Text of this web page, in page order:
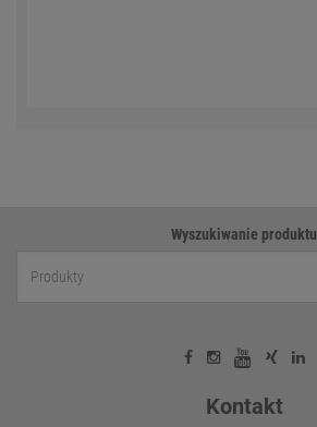
Wyszukiwanie produktu
Kontakt